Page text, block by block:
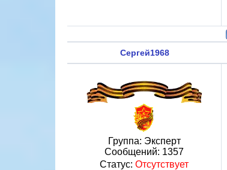
Сергей1968
Группа: Эксперт
Сообщений: 1357
Статус: Отсутствует